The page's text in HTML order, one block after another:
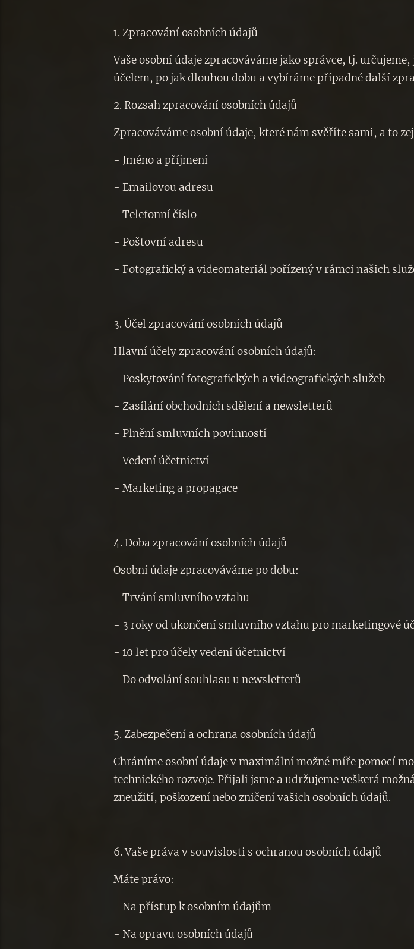
1. Zpracování osobních údajů
Vaše osobní údaje zpracováváme jako správce, tj.
účelem, po jak dlouhou dobu a vybíráme případné další
2. Rozsah zpracování osobních údajů
Zpracováváme osobní údaje, které nám svěříte sami, a to
- Jméno a příjmení
- Emailovou adresu
- Telefonní číslo
- Poštovní adresu
- Fotografický a videomateriál pořízený v rámci našich
3. Účel zpracování osobních údajů
Hlavní účely zpracování osobních údajů:
- Poskytování fotografických a videografických služeb
- Zasílání obchodních sdělení a newsletterů
- Plnění smluvních povinností
- Vedení účetnictví
- Marketing a propagace
4. Doba zpracování osobních údajů
Osobní údaje zpracováváme po dobu:
- Trvání smluvního vztahu
- 3 roky od ukončení smluvního vztahu pro marketingové
- 10 let pro účely vedení účetnictví
- Do odvolání souhlasu u newsletterů
5. Zabezpečení a ochrana osobních údajů
Chráníme osobní údaje v maximální možné míře pomocí
technického rozvoje. Přijali jsme a udržujeme veškerá
zneužití, poškození nebo zničení vašich osobních údajů.
6. Vaše práva v souvislosti s ochranou osobních údajů
Máte právo:
- Na přístup k osobním údajům
- Na opravu osobních údajů